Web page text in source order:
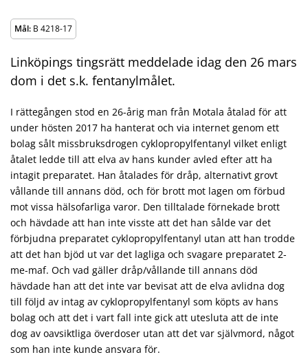
Mål: B 4218-17
Linköpings tingsrätt meddelade idag den 26 mars
dom i det s.k. fentanylmålet.
I rättegången stod en 26-årig man från Motala åtalad för att
under hösten 2017 ha hanterat och via internet genom ett
bolag sålt missbruksdrogen cyklopropylfentanyl vilket enligt
åtalet ledde till att elva av hans kunder avled efter att ha
intagit preparatet. Han åtalades för dråp, alternativt grovt
vållande till annans död, och för brott mot lagen om förbud
mot vissa hälsofarliga varor. Den tilltalade förnekade brott
och hävdade att han inte visste att det han sålde var det
förbjudna preparatet cyklopropylfentanyl utan att han trodde
att det han bjöd ut var det lagliga och svagare preparatet 2-
me-maf. Och vad gäller dråp/vållande till annans död
hävdade han att det inte var bevisat att de elva avlidna dog
till följd av intag av cyklopropylfentanyl som köpts av hans
bolag och att det i vart fall inte gick att utesluta att de inte
dog av oavsiktliga överdoser utan att det var självmord, något
som han inte kunde ansvara för.